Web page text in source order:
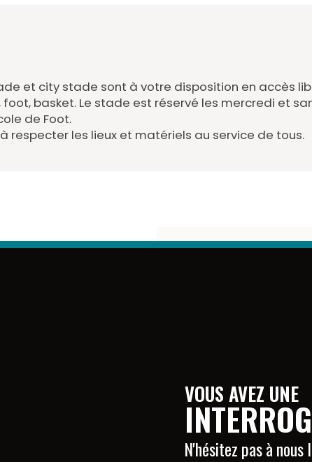
et city stade sont à votre disposition en accès
basket. Le stade est réservé les mercredi et
de Foot.
respecter les lieux et matériels au service de tous.
VOUS AVEZ UNE
N'hésitez pas à nous